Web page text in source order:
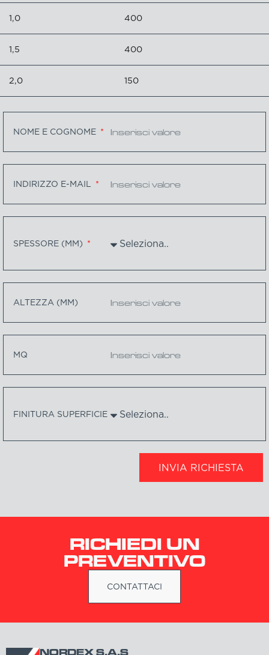
1,0 400
1,5 400
2,0 150
NOME E COGNOME
INDIRIZZO E-MAIL
SPESSORE (MM)
ALTEZZA (MM)
MQ
FINITURA SUPERFICIE
INVIA RICHIESTA
RICHIEDI UN
PREVENTIVO
CONTATTACI
NORDEX S.A.S